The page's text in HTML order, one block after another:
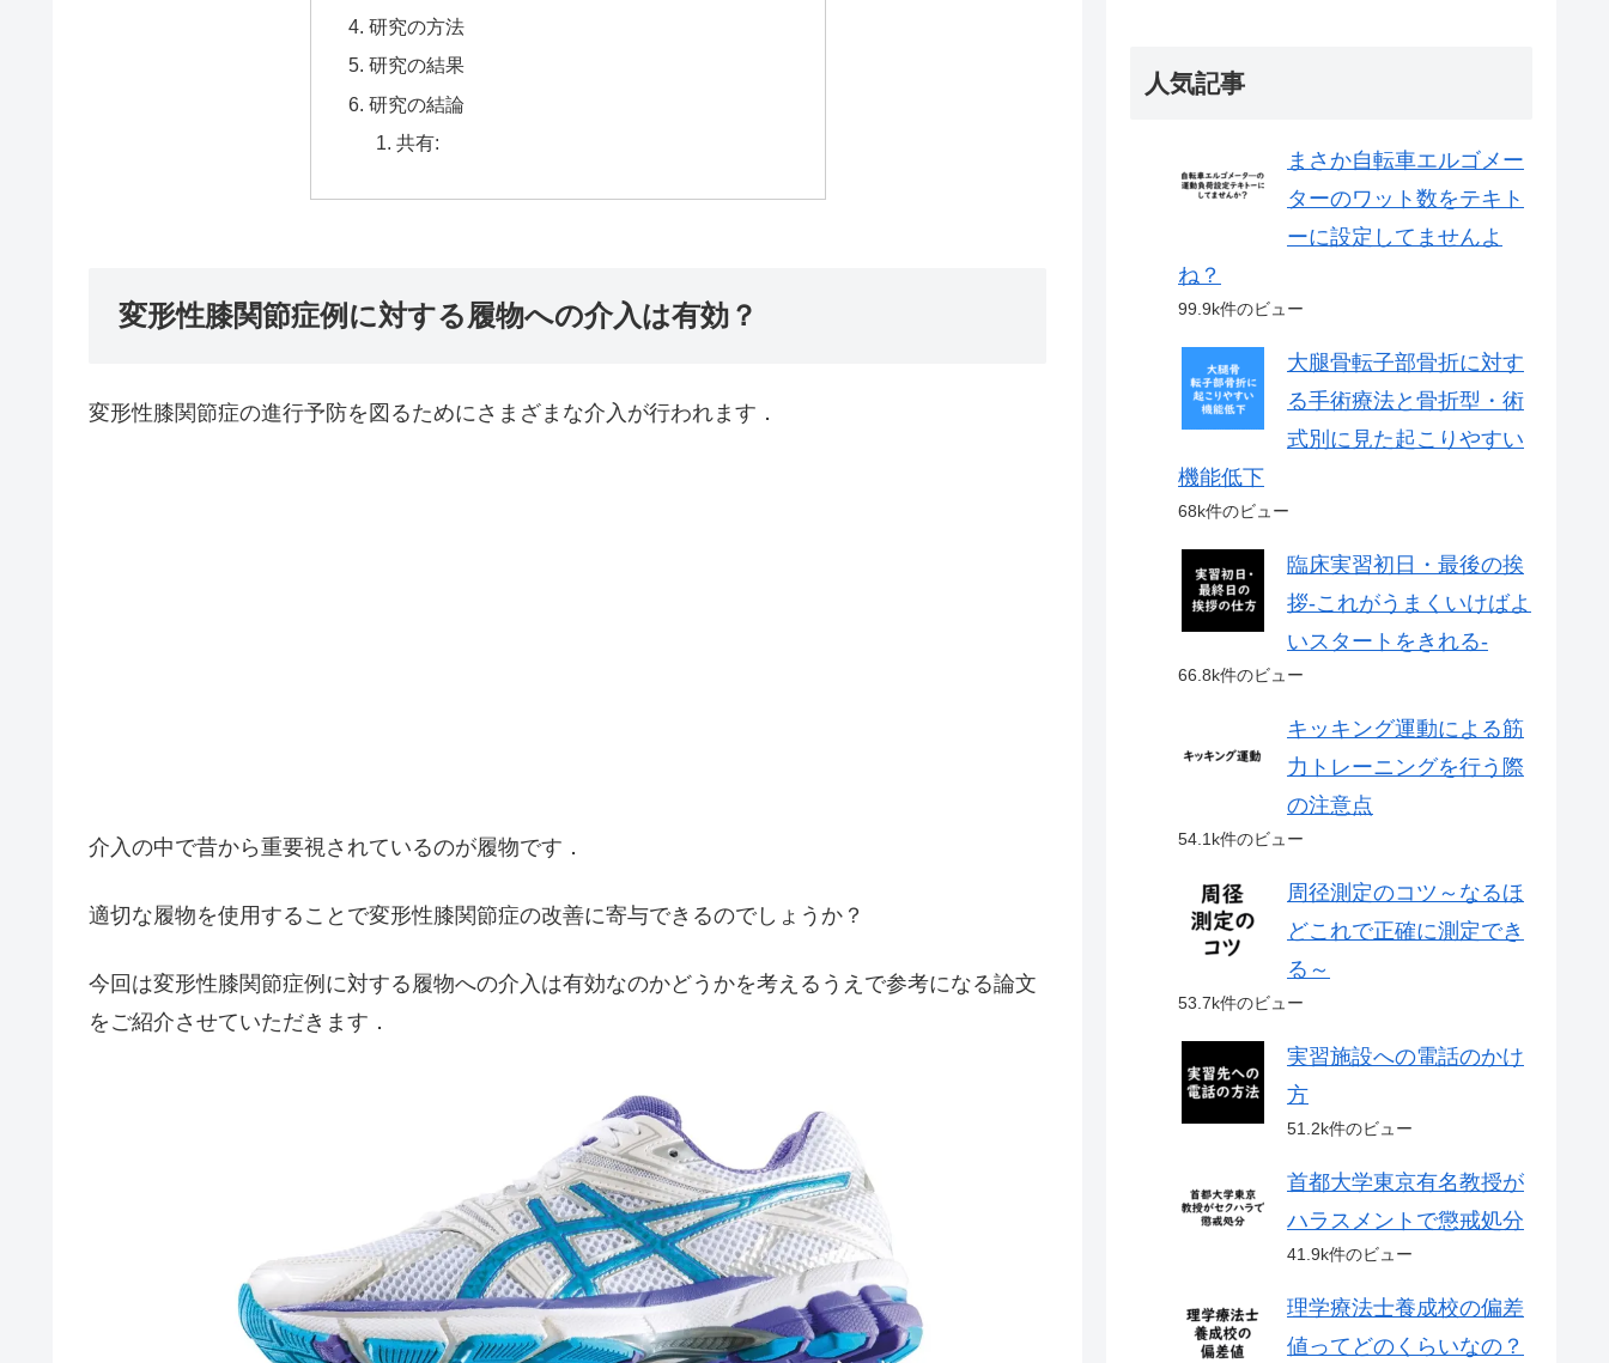
研究の方法
研究の結果
研究の結論
共有:
変形性膝関節症例に対する履物への介入は有効？
変形性膝関節症の進行予防を図るためにさまざまな介入が行われます．
介入の中で昔から重要視されているのが履物です．
適切な履物を使用することで変形性膝関節症の改善に寄与できるのでしょうか？
今回は変形性膝関節症例に対する履物への介入は有効なのかどうかを考えるうえで参考になる論文
をご紹介させていただきます．
人気記事
まさか自転車エルゴメー
ターのワット数をテキト
ーに設定してませんよ
ね？
99.9k件のビュー
大腿骨転子部骨折に対す
る手術療法と骨折型・術
式別に見た起こりやすい
機能低下
68k件のビュー
臨床実習初日・最後の挨
拶-これがうまくいけばよ
いスタートをきれる-
66.8k件のビュー
キッキング運動による筋
力トレーニングを行う際
の注意点
54.1k件のビュー
周径測定のコツ～なるほ
どこれで正確に測定でき
る～
53.7k件のビュー
実習施設への電話のかけ
方
51.2k件のビュー
首都大学東京有名教授が
ハラスメントで懲戒処分
41.9k件のビュー
理学療法士養成校の偏差
値ってどのくらいなの？